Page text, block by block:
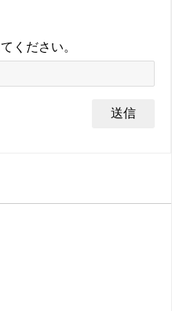
ください。